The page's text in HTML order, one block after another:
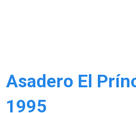
Asadero El
1995